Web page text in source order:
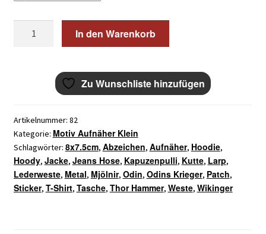
Menge
In den Warenkorb
Zu Wunschliste hinzufügen
Artikelnummer: 82
Kategorie: Motiv Aufnäher Klein
Schlagwörter: 8x7.5cm, Abzeichen, Aufnäher, Hoodie,
Hoody, Jacke, Jeans Hose, Kapuzenpulli, Kutte, Larp,
Lederweste, Metal, Mjölnir, Odin, Odins Krieger, Patch,
Sticker, T-Shirt, Tasche, Thor Hammer, Weste, Wikinger